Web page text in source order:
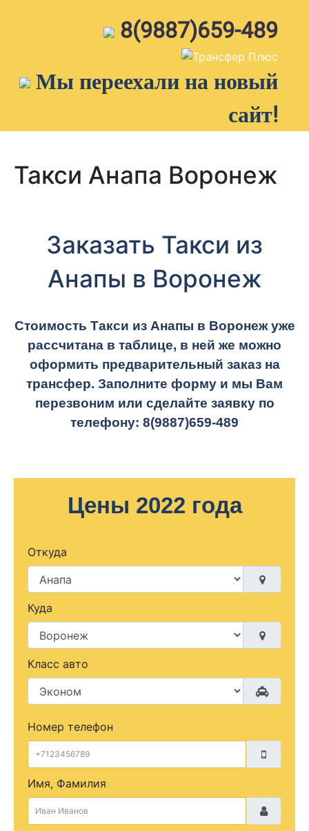
8(9887)659-489
Мы переехали на новый
сайт!
Такси Анапа Воронеж
Заказать Такси из
Анапы в Воронеж
Стоимость Такси из Анапы в Воронеж уже
рассчитана в таблице, в ней же можно
оформить предварительный заказ на
трансфер. Заполните форму и мы Вам
перезвоним или сделайте заявку по
телефону: 8(9887)659-489
Цены 2022 года
Откуда
Куда
Класс авто
Номер телефон
Имя, Фамилия